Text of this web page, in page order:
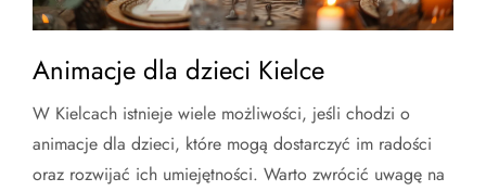
Animacje dla dzieci Kielce
W Kielcach istnieje wiele możliwości, jeśli chodzi o
animacje dla dzieci, które mogą dostarczyć im radości
oraz rozwijać ich umiejętności. Warto zwrócić uwagę na